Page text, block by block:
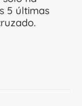
5 últimas